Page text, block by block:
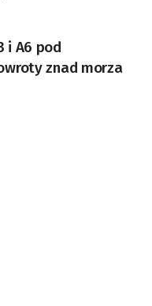
i A6 pod
znad morza